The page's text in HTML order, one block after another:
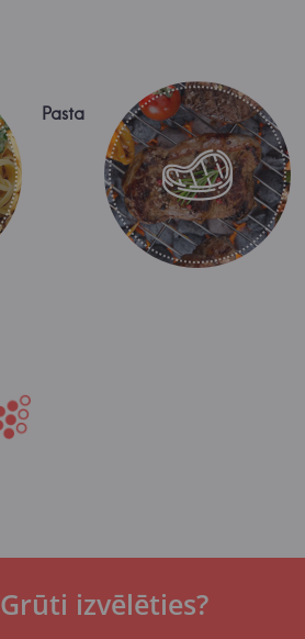
Pasta
Grūti izvēlēties?